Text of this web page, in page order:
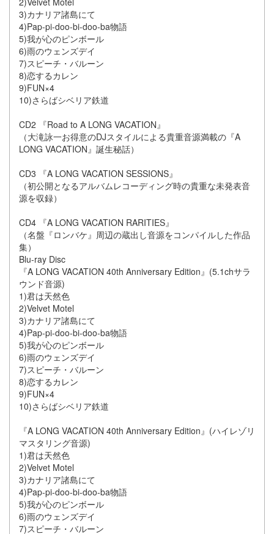
3)カナリア諸島にて
4)Pap-pi-doo-bi-doo-ba物語
5)我が心のピンボール
6)雨のウェンズデイ
7)スピーチ・バルーン
8)恋するカレン
9)FUN×4
10)さらばシベリア鉄道
CD2 『Road to A LONG VACATION』
（大滝詠一お得意のDJスタイルによる貴重音源満載の『A
LONG VACATION』誕生秘話）
CD3 『A LONG VACATION SESSIONS』
（初公開となるアルバムレコーディング時の貴重な未発表音
源を収録）
CD4 『A LONG VACATION RARITIES』
（名盤『ロンバケ』周辺の蔵出し音源をコンパイルした作品
集）
Blu-ray Disc
『A LONG VACATION 40th Anniversary Edition』(5.1chサラ
ウンド音源)
1)君は天然色
2)Velvet Motel
3)カナリア諸島にて
4)Pap-pi-doo-bi-doo-ba物語
5)我が心のピンボール
6)雨のウェンズデイ
7)スピーチ・バルーン
8)恋するカレン
9)FUN×4
10)さらばシベリア鉄道
『A LONG VACATION 40th Anniversary Edition』(ハイレゾリ
マスタリング音源)
1)君は天然色
2)Velvet Motel
3)カナリア諸島にて
4)Pap-pi-doo-bi-doo-ba物語
5)我が心のピンボール
6)雨のウェンズデイ
7)スピーチ・バルーン